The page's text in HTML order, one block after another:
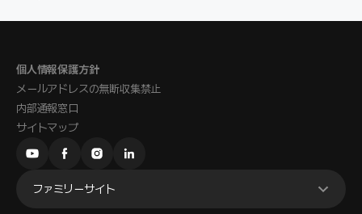
個人情報保護方針
メールアドレスの無断収集禁止
内部通報窓口
サイトマップ
ファミリーサイト